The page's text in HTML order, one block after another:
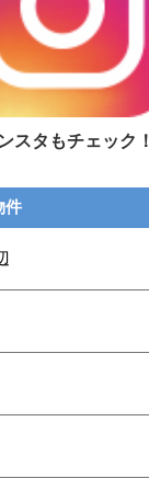
スタもチェック！
件